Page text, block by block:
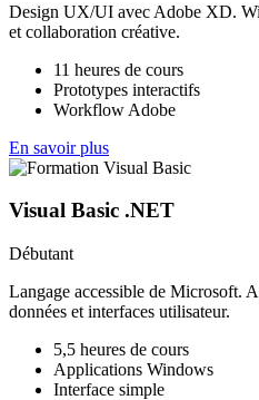
Design UX/UI avec Adobe XD.
et collaboration créative.
11 heures de cours
Prototypes interactifs
Workflow Adobe
En savoir plus
Visual Basic .NET
Débutant
Langage accessible de Microsoft.
données et interfaces utilisateur.
5,5 heures de cours
Applications Windows
Interface simple